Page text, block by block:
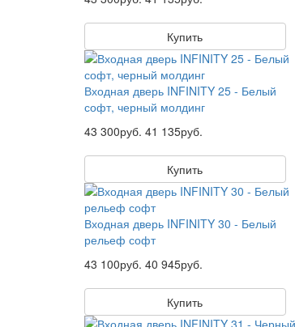
Купить
Входная дверь INFINITY 25 - Белый
софт, черный молдинг
43 300руб. 41 135руб.
Купить
Входная дверь INFINITY 30 - Белый
рельеф софт
43 100руб. 40 945руб.
Купить